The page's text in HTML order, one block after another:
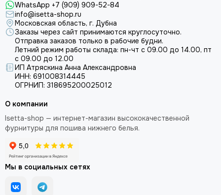
WhatsApp +7 (909) 909-52-84
info@isetta-shop.ru
Московская область, г. Дубна
Заказы через сайт принимаются круглосуточно.
Отправка заказов только в рабочие будни.
Летний режим работы склада: пн-чт с 09.00 до 14.00, пт
с 09.00 до 12.00
ИП Атряскина Анна Александровна
ИНН: 691008314445
ОГРНИП: 318695200025012
О компании
Isetta-shop — интернет-магазин высококачественной
фурнитуры для пошива нижнего белья.
Мы в социальных сетях